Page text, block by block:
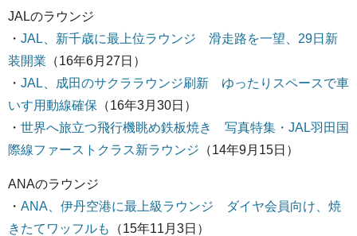
JALのラウンジ
・ JAL、新千歳に最上位ラウンジ 滑走路を一望、29日新
装開業 （16年6月27日）
・ JAL、成田のサクララウンジ刷新 ゆったりスペースで車
いす用動線確保 （16年3月30日）
・ 世界へ旅立つ飛行機眺め鉄板焼き 写真特集・JAL羽田国
際線ファーストクラス新ラウンジ （14年9月15日）
ANAのラウンジ
・ ANA、伊丹空港に最上級ラウンジ ダイヤ会員向け、焼
きたてワッフルも
（15年11月3日）